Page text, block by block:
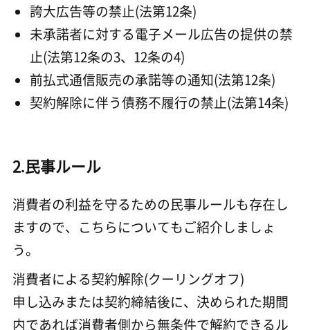
誇大広告等の禁止(法第12条)
未承諾者に対する電子メール広告の提供の禁
止(法第12条の3、12条の4)
前払式通信販売の承諾等の通知(法第12条)
契約解除に伴う債務不履行の禁止(法第14条)
2.民事ルール
消費者の利益を守るための民事ルールも存在し
ますので、こちらについてもご紹介しましょ
う。
消費者による契約解除(クーリングオフ)
申し込みまたは契約締結後に、決められた期間
内であれば消費者側から無条件で解約できるル